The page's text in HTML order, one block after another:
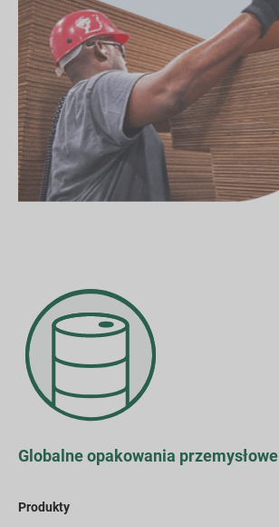
Strategie zrównoważonego rozwoju
Cele i wydajność
Indeksy raportowania ESG
Pobieranie raportów
Globalne opakowania przemysłowe
Produkty